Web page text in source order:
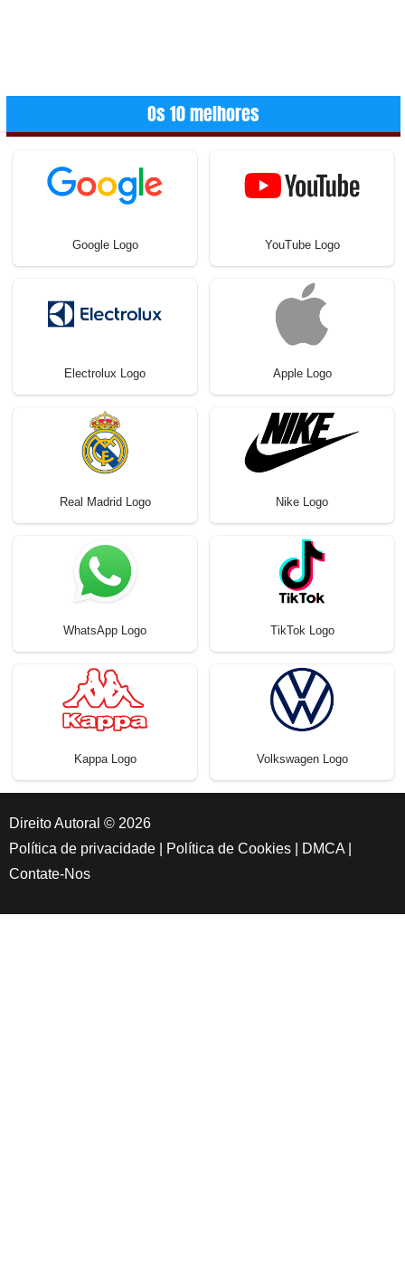
Os 10 melhores
Google Logo YouTube Logo
Electrolux Logo Apple Logo
Real Madrid Logo Nike Logo
WhatsApp Logo TikTok Logo
Kappa Logo Volkswagen Logo
Direito Autoral © 2026
Política de privacidade
Política de Cookies DMCA|
Contate-Nos